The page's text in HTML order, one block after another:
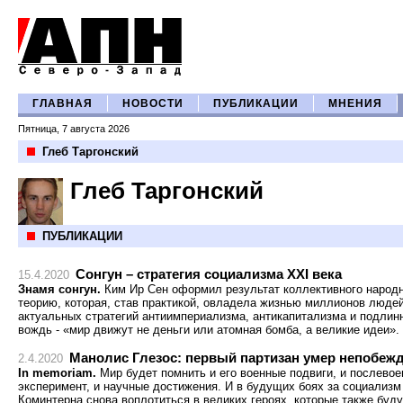
ГЛАВНАЯ НОВОСТИ ПУБЛИКАЦИИ МНЕНИЯ
Пятница, 7 августа 2026
Глеб Таргонский
Глеб Таргонский
ПУБЛИКАЦИИ
15.4.2020 Сонгун – стратегия социализма XXI века
Знамя сонгун. Ким Ир Сен оформил результат коллективного
теорию, которая, став практикой, овладела жизнью миллионов
актуальных стратегий антиимпериализма, антикапитализма и
вождь - «мир движут не деньги или атомная бомба, а великие идеи».
2.4.2020 Манолис Глезос: первый партизан умер
In memoriam. Мир будет помнить и его военные подвиги, и
эксперимент, и научные достижения. И в будущих боях за социализм
Коминтерна снова воплотиться в великих героях, которые также